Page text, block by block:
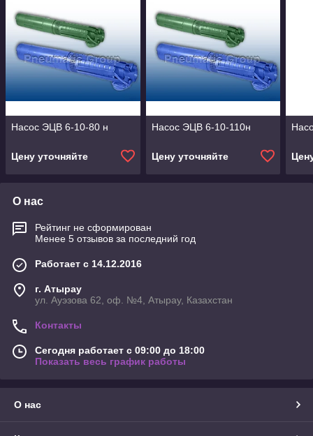
Насос ЭЦВ 6-10-80 н
Цену уточняйте
Насос ЭЦВ 6-10-110н
Цену уточняйте
О нас
Рейтинг не сформирован
Менее 5 отзывов за последний год
Работает с 14.12.2016
г. Атырау
ул. Ауэзова 62, оф. №4, Атырау, Казахстан
Контакты
Сегодня работает с 09:00 до 18:00
Показать весь график работы
О нас